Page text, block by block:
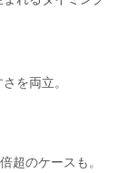
を両立。
超のケースも。